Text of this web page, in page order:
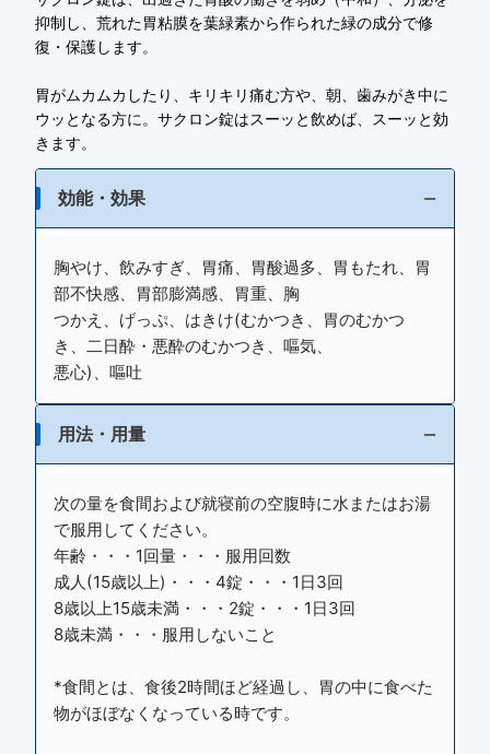
抑制し、荒れた胃粘膜を葉緑素から作られた緑の成分で修
復・保護します。
胃がムカムカしたり、キリキリ痛む方や、朝、歯みがき中に
ウッとなる方に。サクロン錠はスーッと飲めば、スーッと効
きます。
効能・効果
胸やけ、飲みすぎ、胃痛、胃酸過多、胃もたれ、胃
部不快感、胃部膨満感、胃重、胸
つかえ、げっぷ、はきけ(むかつき、胃のむかつ
き、二日酔・悪酔のむかつき、嘔気、
悪心)、嘔吐
用法・用量
次の量を食間および就寝前の空腹時に水またはお湯
で服用してください。
年齢・・・1回量・・・服用回数
成人(15歳以上)・・・4錠・・・1日3回
8歳以上15歳未満・・・2錠・・・1日3回
8歳未満・・・服用しないこと
*食間とは、食後2時間ほど経過し、胃の中に食べた
物がほぼなくなっている時です。